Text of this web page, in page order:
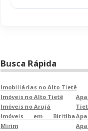
Busca Rápida
Imobiliárias no Alto Tietê
Imóveis no Alto Tietê
Imóveis no Arujá
Imóveis em Biritiba
Mirim